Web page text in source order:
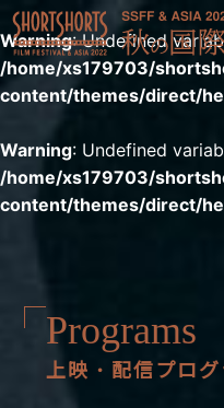
Warning: Undefined
/home/xs179703/
content/themes/direct/
Warning: Undefined
/home/xs179703/
content/themes/direct/
Programs
上映・配信プログ